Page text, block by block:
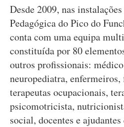
Desde 2009, nas
Pedagógica do Pico do
conta com uma equipa
constituída por 80
outros profissionais:
neuropediatra, enfermeiros,
terapeutas ocupacionais,
psicomotricista,
social, docentes e